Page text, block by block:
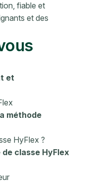
fiable et
et des
et
méthode
HyFlex ?
classe HyFlex